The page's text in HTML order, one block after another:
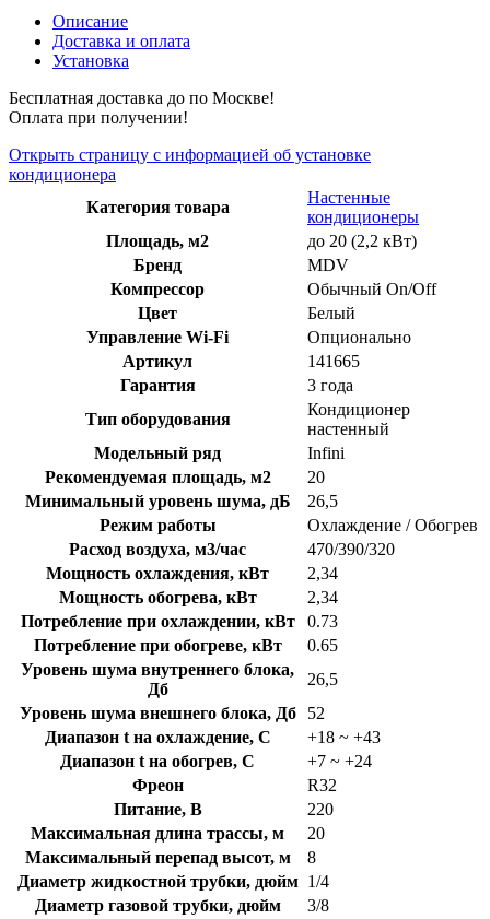
Описание
Доставка и оплата
Установка
Бесплатная доставка до по Москве!
Оплата при получении!
Открыть страницу с информацией об установке
кондиционера
Категория товара
Настенные
кондиционеры
Площадь, м2
до 20 (2,2 кВт)
Бренд
MDV
Компрессор
Обычный On/Off
Цвет
Белый
Управление Wi-Fi
Опционально
Артикул
141665
Гарантия
3 года
Тип оборудования
Кондиционер
настенный
Модельный ряд
Infini
Рекомендуемая площадь, м2
20
Минимальный уровень шума, дБ
26,5
Режим работы
Охлаждение / Обогрев
Расход воздуха, м3/час
470/390/320
Мощность охлаждения, кВт
2,34
Мощность обогрева, кВт
2,34
Потребление при охлаждении, кВт
0.73
Потребление при обогреве, кВт
0.65
Уровень шума внутреннего блока,
Дб
26,5
Уровень шума внешнего блока, Дб
52
Диапазон t на охлаждение, C
+18 ~ +43
Диапазон t на обогрев, C
+7 ~ +24
Фреон
R32
Питание, В
220
Максимальная длина трассы, м
20
Максимальный перепад высот, м
8
Диаметр жидкостной трубки, дюйм 1/4
Диаметр газовой трубки, дюйм
3/8